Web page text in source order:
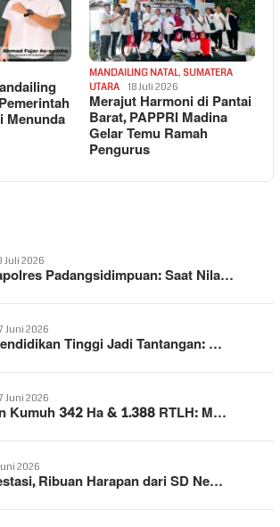
Menunda
MANDAILING NATAL, SUMATERA
UTARA
18 Juli 2026
Merajut Harmoni di Pantai
Barat, PAPPRI Madina
Gelar Temu Ramah
Pengurus
Juli 2026
Padangsidimpuan: Saat Nila…
Juni 2026
Tinggi Jadi Tantangan: …
Juni 2026
Kumuh 342 Ha & 1.388 RTLH: M…
2026
Ribuan Harapan dari SD Ne…